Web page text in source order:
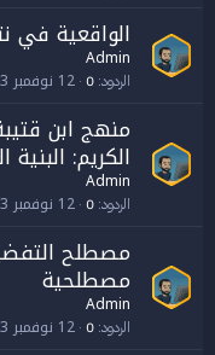
الواقعية في
Admin
الردود 0 12 نوفمبر 2023
منهج ابن
الكريم:
Admin
الردود 0 12 نوفمبر 2023
مصطلح
مصطلحية
Admin
الردود 0 12 نوفمبر 2023